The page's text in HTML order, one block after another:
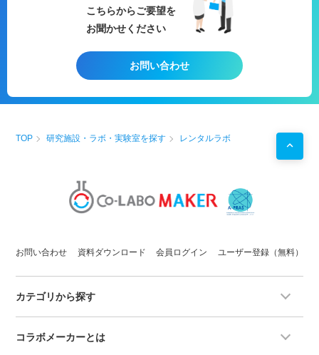
こちらからご要望を
お聞かせください
お問い合わせ
TOP 研究施設・ラボ・実験室を探す レンタルラボ
お問い合わせ 資料ダウンロード 会員ログイン ユーザー登録（無料）
カテゴリから探す
コラボメーカーとは